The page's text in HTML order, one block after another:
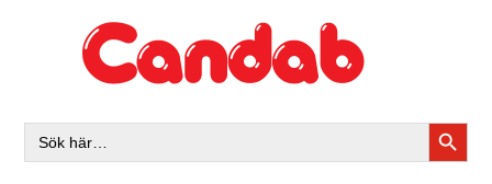
Sök
efter: